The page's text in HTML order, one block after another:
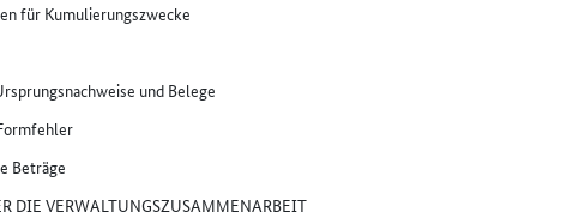
für Kumulierungszwecke
und Belege
Beträge
DIE VERWALTUNGSZUSAMMENARBEIT